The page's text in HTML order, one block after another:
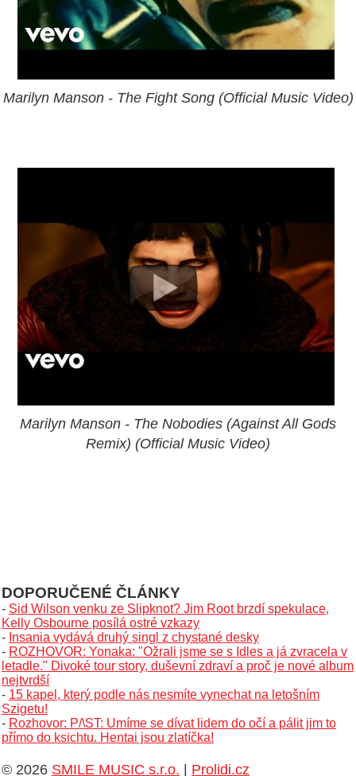
Marilyn Manson - The Fight Song (Official Music Video)
Marilyn Manson - The Nobodies (Against All Gods
Remix) (Official Music Video)
DOPORUČENÉ ČLÁNKY
- Sid Wilson venku ze Slipknot? Jim Root brzdí spekulace,
Kelly Osbourne posílá ostré vzkazy
- Insania vydává druhý singl z chystané desky
- ROZHOVOR: Yonaka: "Ožrali jsme se s Idles a já zvracela v
letadle." Divoké tour story, duševní zdraví a proč je nové album
nejtvrdší
- 15 kapel, který podle nás nesmíte vynechat na letošním
Szigetu!
- Rozhovor: P/\ST: Umíme se dívat lidem do očí a pálit jim to
přímo do ksichtu. Hentai jsou zlatíčka!
© 2026 SMILE MUSIC s.r.o. Prolidi.cz